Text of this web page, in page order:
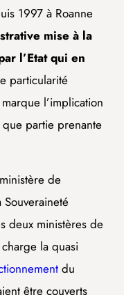
1997 à Roanne
mise à la
l’Etat qui en
particularité
l’implication
partie prenante
de
Souveraineté
deux ministères de
la quasi
du
être couverts